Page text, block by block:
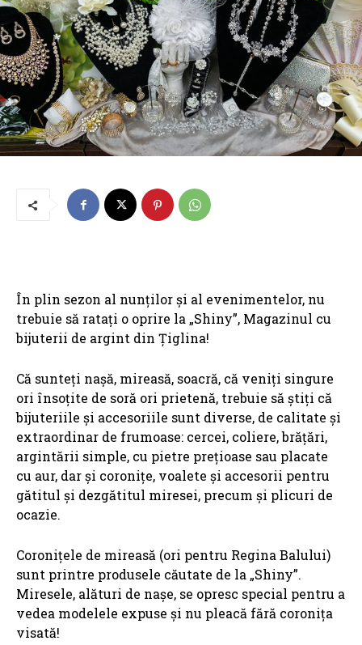
În plin sezon al nunților și al evenimentelor, nu
trebuie să ratați o oprire la „Shiny”, Magazinul cu
bijuterii de argint din Țiglina!
Că sunteți nașă, mireasă, soacră, că veniți singure
ori însoțite de soră ori prietenă, trebuie să știți că
bijuteriile și accesoriile sunt diverse, de calitate și
extraordinar de frumoase: cercei, coliere, brățări,
argintării simple, cu pietre prețioase sau placate
cu aur, dar și coronițe, voalete și accesorii pentru
gătitul și dezgătitul miresei, precum și plicuri de
ocazie.
Coronițele de mireasă (ori pentru Regina Balului)
sunt printre produsele căutate de la „Shiny”.
Miresele, alături de nașe, se opresc special pentru a
vedea modelele expuse și nu pleacă fără coronița
visată!